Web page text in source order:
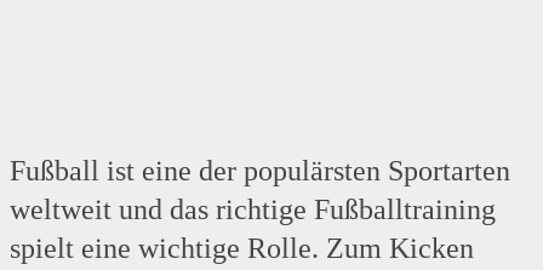
Fußball ist eine der populärsten Sportarten
weltweit und das richtige Fußballtraining
spielt eine wichtige Rolle. Zum Kicken